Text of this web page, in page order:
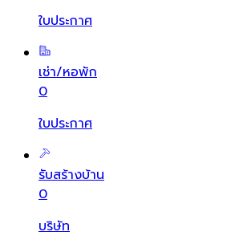
ใบประกาศ
เช่า/หอพัก
0
ใบประกาศ
รับสร้างบ้าน
0
บริษัท